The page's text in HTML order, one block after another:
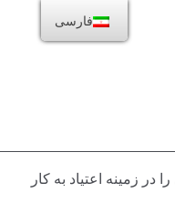
در زمینه اعتیاد به کار
فارسی